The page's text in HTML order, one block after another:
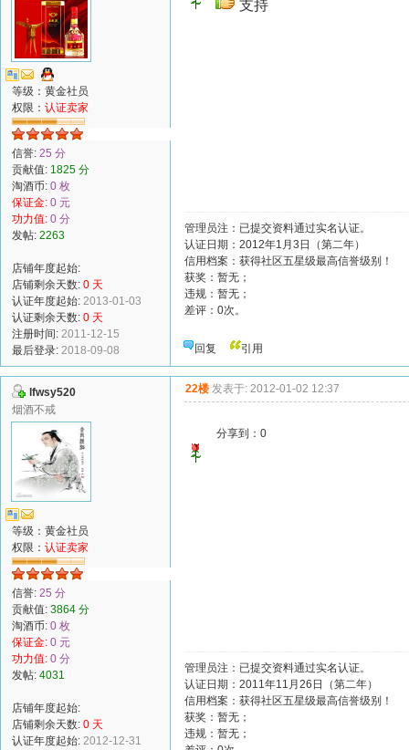
等级：黄金社员
权限： 认证卖家
信誉: 25 分
贡献值: 1825 分
淘酒币: 0 枚
保证金: 0 元
功力值: 0 分
发帖: 2263
店铺年度起始:
店铺剩余天数: 0 天
认证年度起始: 2013-01-03
认证剩余天数: 0 天
注册时间: 2011-12-15
最后登录: 2018-09-08
支持
管理员注：已提交资料通过实名认证。
认证日期：2012年1月3日（第二年）
信用档案：获得社区五星级最高信誉级别！
获奖：暂无；
违规：暂无；
差评：0次。
回复 引用
lfwsy520
烟酒不戒
等级：黄金社员
权限： 认证卖家
信誉: 25 分
贡献值: 3864 分
淘酒币: 0 枚
保证金: 0 元
功力值: 0 分
发帖: 4031
店铺年度起始:
店铺剩余天数: 0 天
认证年度起始: 2012-12-31
22楼 发表于: 2012-01-02 12:37
分享到： 0
管理员注：已提交资料通过实名认证。
认证日期：2011年11月26日（第二年）
信用档案：获得社区五星级最高信誉级别！
获奖：暂无；
违规：暂无；